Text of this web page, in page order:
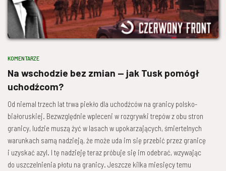
KOMENTARZE
Na wschodzie bez zmian — jak Tusk pomógł
uchodźcom?
Od niemal trzech lat trwa piekło dla uchodźców na granicy polsko-
białoruskiej. Bezwzględnie wpleceni w rozgrywki trepów z obu stron
granicy, ludzie muszą żyć w lasach w upokarzających, śmiertelnych
warunkach samą nadzieją, że może uda im się przebić przez granicę
i uzyskać azyl. I tę nadzieję teraz próbuje się im odebrać, wzywając
do uszczelnienia płotu na granicy. Jeszcze kilka miesięcy temu